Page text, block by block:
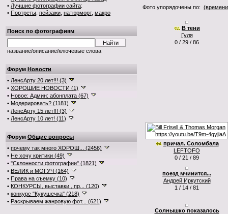
• Лучшие фотографии сайта:
• Портреты пейзажи натюрморт, макро
Поиск по фотографиям
название/описание/ключевые слова
Форум Новости
• ЛенсАрту 20 лет!!! (3)
• ХОРОШИЕ НОВОСТИ (1)
• Новое: Админ: абонплата (67)
• Модерировать? (1181)
• ЛенсАрту 15 лет!!! (3)
• ЛенсАрту 10 лет! (11)
Форум Общие вопросы
• почему так много ХОРОШ... (2456)
• Не хочу критики (49)
• "Склонности фотографии" (1821)
• ВЕЛИК и МОГУЧ (164)
• Права на съемку (10)
• КОНКУРСЫ, выставки , пр... (120)
• конкурс "Кукушечка" (218)
• Раскрываем жанровую фот... (621)
Фото упорядочены по: (времени
В тени
Гуля
0 / 29 / 86
причал. Соломбала
LEFTOFO
0 / 21 / 89
поезд мчииится...
Андрей Иркутский
1 / 14 / 81
Солнышко показалось